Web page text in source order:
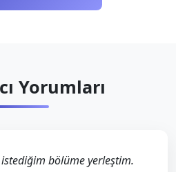
Yorumları
bölüme yerleştim.